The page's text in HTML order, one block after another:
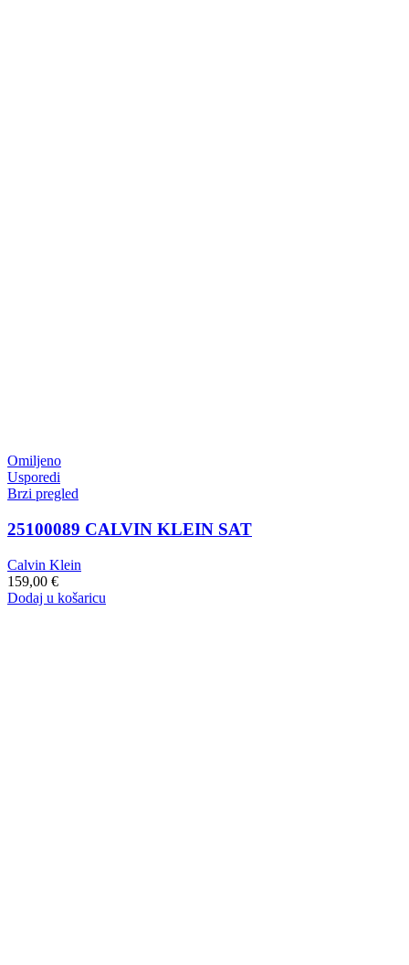
Omiljeno
Usporedi
Brzi pregled
25100089 CALVIN KLEIN SAT
Calvin Klein
159,00 €
Dodaj u košaricu